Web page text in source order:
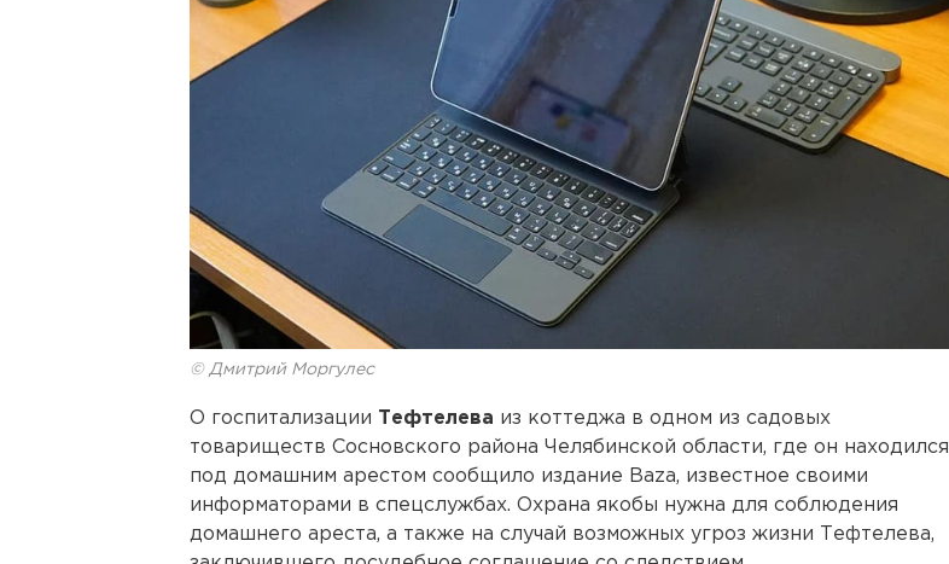
© Дмитрий Моргулес
О госпитализации Тефтелева из коттеджа в одном из садовых
товариществ Сосновского района Челябинской области, где он находился
под домашним арестом сообщило издание Baza, известное своими
информаторами в спецслужбах. Охрана якобы нужна для соблюдения
домашнего ареста, а также на случай возможных угроз жизни Тефтелева,